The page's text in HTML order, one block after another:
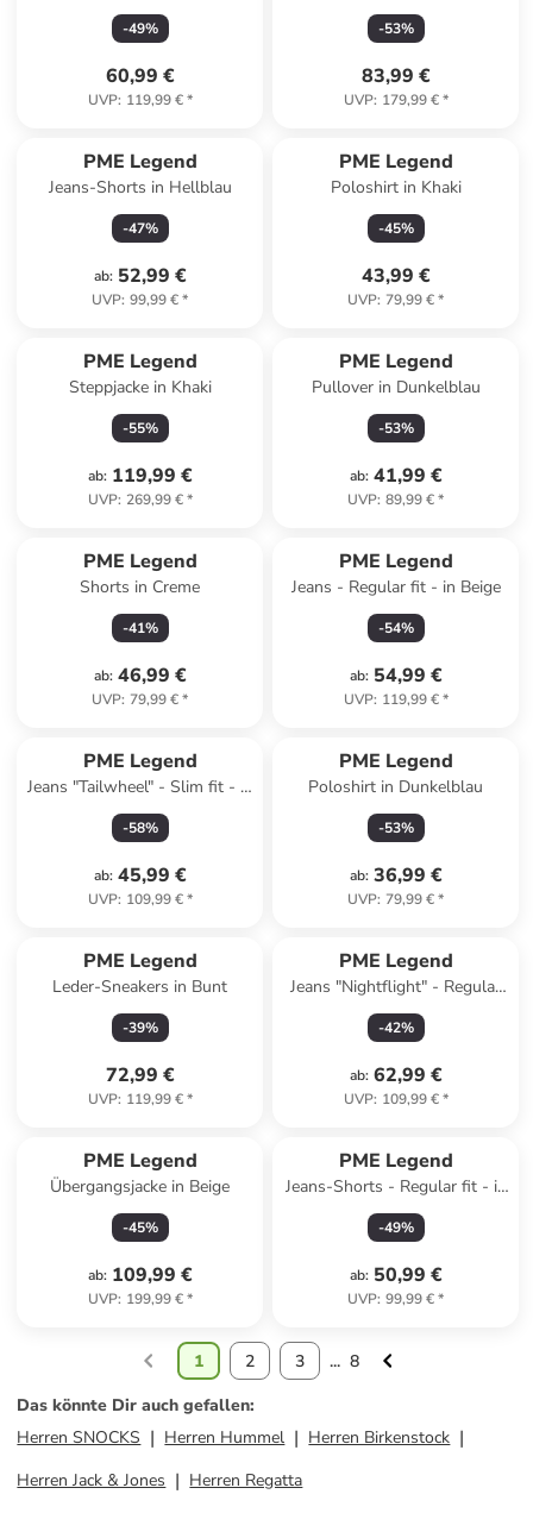
-49%
60,99 €
UVP: 119,99 €*
-53%
83,99 €
UVP: 179,99 €*
PME Legend
Jeans-Shorts in Hellblau
-47%
ab: 52,99 €
UVP: 99,99 €*
PME Legend
Poloshirt in Khaki
-45%
43,99 €
UVP: 79,99 €*
PME Legend
Steppjacke in Khaki
-55%
ab: 119,99 €
UVP: 269,99 €*
PME Legend
Pullover in Dunkelblau
-53%
ab: 41,99 €
UVP: 89,99 €*
PME Legend
Shorts in Creme
-41%
ab: 46,99 €
UVP: 79,99 €*
PME Legend
Jeans - Regular fit - in Beige
-54%
ab: 54,99 €
UVP: 119,99 €*
PME Legend
Jeans "Tailwheel" - Slim fit - in
Hellblau
-58%
ab: 45,99 €
UVP: 109,99 €*
PME Legend
Poloshirt in Dunkelblau
-53%
ab: 36,99 €
UVP: 79,99 €*
PME Legend
Leder-Sneakers in Bunt
-39%
72,99 €
UVP: 119,99 €*
PME Legend
Jeans "Nightflight" - Regular
fit - in Dunkelblau
-42%
ab: 62,99 €
UVP: 109,99 €*
PME Legend
Übergangsjacke in Beige
-45%
ab: 109,99 €
UVP: 199,99 €*
PME Legend
Jeans-Shorts - Regular fit - in
Hellblau
-49%
ab: 50,99 €
UVP: 99,99 €*
1 2 3 ... 8
Das könnte Dir auch gefallen:
Herren SNOCKS
Herren Hummel
Herren Birkenstock
Herren Jack & Jones
Herren Regatta